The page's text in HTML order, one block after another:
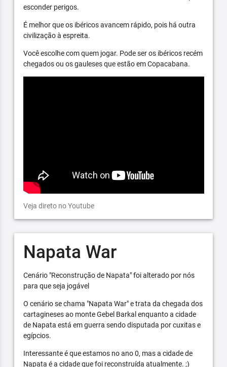
esconder perigos.
É melhor que os ibéricos avancem rápido, pois há outra
civilização à espreita.
Você escolhe com quem jogar. Pode ser os ibéricos recém
chegados ou os gauleses que estão em Copacabana.
Veja direto no Youtube
Napata War
Cenário "Reconstrução de Napata" foi alterado por nós
para que seja jogável
O cenário se chama "Napata War" e trata da chegada dos
cartagineses ao monte Gebel Barkal enquanto a cidade
de Napata está em guerra sendo disputada por cuxitas e
egípcios.
Interessante é que estamos no ano 0, mas a cidade de
Napata é a cidade que foi reconstruída atualmente. ;)